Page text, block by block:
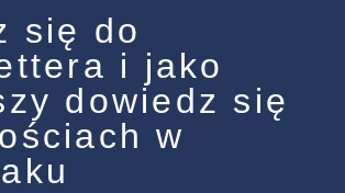
się do
i jako
dowiedz się
w